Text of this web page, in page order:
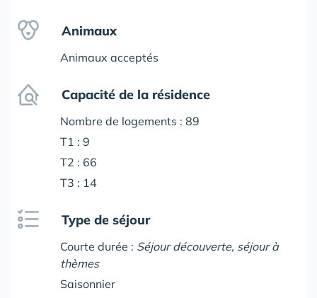
Animaux
Animaux acceptés
Capacité de la résidence
Nombre de logements : 89
T1 : 9
T2 : 66
T3 : 14
Type de séjour
Courte durée : Séjour découverte, séjour à
thèmes
Saisonnier